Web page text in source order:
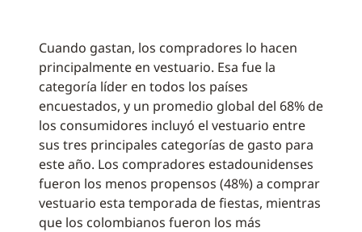
Cuando gastan, los compradores lo hacen
principalmente en vestuario. Esa fue la
categoría líder en todos los países
encuestados, y un promedio global del 68% de
los consumidores incluyó el vestuario entre
sus tres principales categorías de gasto para
este año. Los compradores estadounidenses
fueron los menos propensos (48%) a comprar
vestuario esta temporada de fiestas, mientras
que los colombianos fueron los más